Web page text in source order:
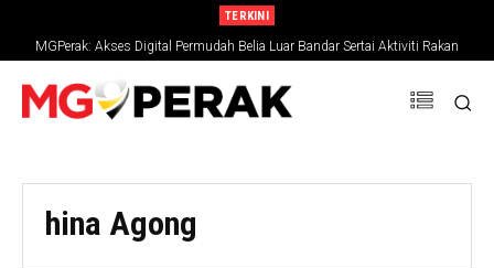
TERKINI
MGPerak: Akses Digital Permudah Belia Luar Bandar Sertai Aktiviti Rakan
Muda
hina Agong